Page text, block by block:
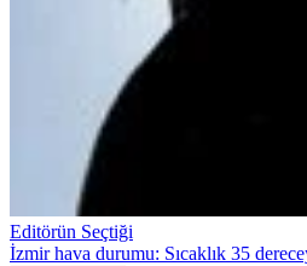
Editörün Seçtiği
İzmir hava durumu: Sıcaklık 35